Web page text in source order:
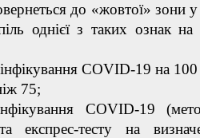
до «жовтої» зони у
однієї з таких ознак на
COVID-19 на 100
75;
COVID-19
експрес-тесту на